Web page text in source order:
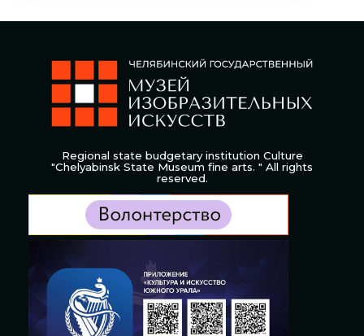
Regional state budgetary institution Culture
"Chelyabinsk State Museum fine arts. " All rights
reserved.